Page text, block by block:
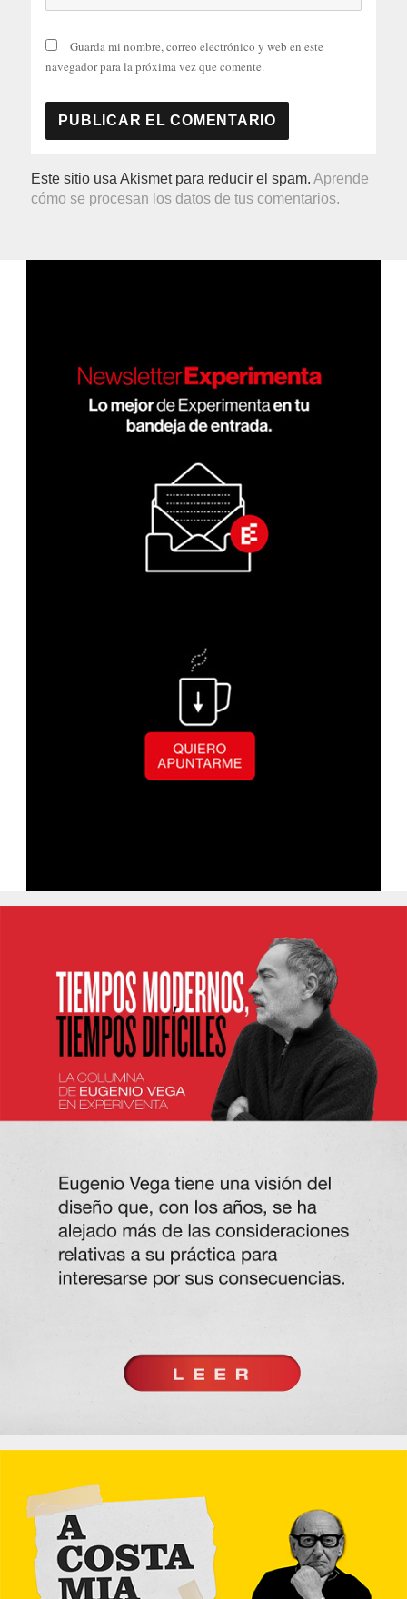
Guarda mi nombre, correo electrónico y web en este
navegador para la próxima vez que comente.
Este sitio usa Akismet para reducir el spam.Aprende
cómo se procesan los datos de tus comentarios.